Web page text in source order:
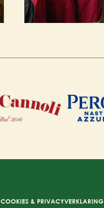
COOKIES & PRIVACYVERKLARING